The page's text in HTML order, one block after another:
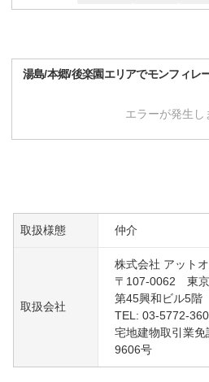
湯島/本郷/後楽園エリアでモンフィレ
エラーが発生し
取扱様態 仲介
取扱会社
株式会社 アット
〒107-0062 東
第45興和ビル5階
TEL: 03-5772-
宅地建物取引業
9606号